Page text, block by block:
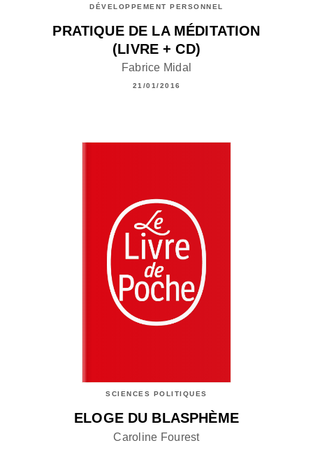
DÉVELOPPEMENT PERSONNEL
PRATIQUE DE LA MÉDITATION
(LIVRE + CD)
Fabrice Midal
21/01/2016
SCIENCES POLITIQUES
ELOGE DU BLASPHÈME
Caroline Fourest